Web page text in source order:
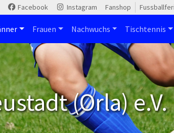
Facebook Instagram Fanshop
Frauen Nachwuchs Tischtennis
(Orla) e.V.